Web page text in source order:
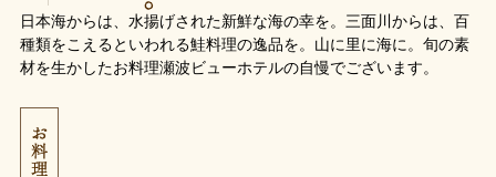
日本海からは、水揚げされた新鮮な海の幸を。三面川からは、百
種類をこえるといわれる鮭料理の逸品を。山に里に海に。旬の素
材を生かしたお料理瀬波ビューホテルの自慢でございます。